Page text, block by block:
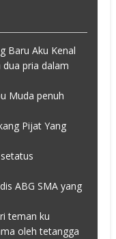
Baru Aku Kenal
pria dalam
Muda penuh
Pijat Yang
ABG SMA yang
teman ku
oleh tetangga